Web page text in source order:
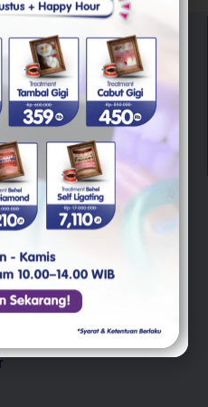
With Us"
pelayanan berkualitas
kesehatan gigi Anda.
Cabut Gigi Bungsu
Implan Gigi
Gigi Palsu
Perawatan Gigi Anak